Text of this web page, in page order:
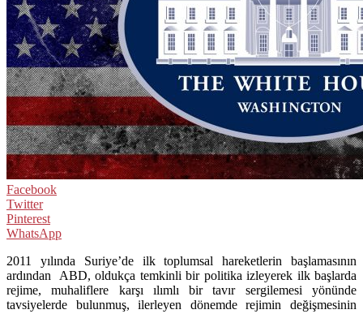
Facebook
Twitter
Pinterest
WhatsApp
2011 yılında Suriye’de ilk toplumsal hareketlerin başlamasının
ardından ABD, oldukça temkinli bir politika izleyerek ilk başlarda
rejime, muhaliflere karşı ılımlı bir tavır sergilemesi yönünde
tavsiyelerde bulunmuş, ilerleyen dönemde rejimin değişmesinin